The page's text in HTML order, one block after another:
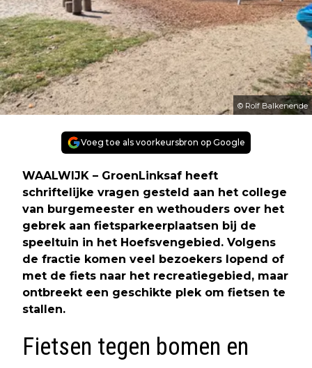
© Rolf Balkenende
Voeg toe als voorkeursbron op Google
WAALWIJK – GroenLinksaf heeft
schriftelijke vragen gesteld aan het college
van burgemeester en wethouders over het
gebrek aan fietsparkeerplaatsen bij de
speeltuin in het Hoefsvengebied. Volgens
de fractie komen veel bezoekers lopend of
met de fiets naar het recreatiegebied, maar
ontbreekt een geschikte plek om fietsen te
stallen.
Fietsen tegen bomen en